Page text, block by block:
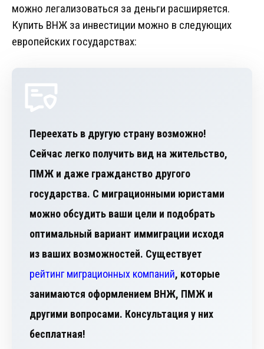
можно легализоваться за деньги расширяется.
Купить ВНЖ за инвестиции можно в следующих
европейских государствах:
Переехать в другую страну возможно!
Сейчас легко получить вид на жительство,
ПМЖ и даже гражданство другого
государства. С миграционными юристами
можно обсудить ваши цели и подобрать
оптимальный вариант иммиграции исходя
из ваших возможностей. Существует
рейтинг миграционных компаний, которые
занимаются оформлением ВНЖ, ПМЖ и
другими вопросами. Консультация у них
бесплатная!